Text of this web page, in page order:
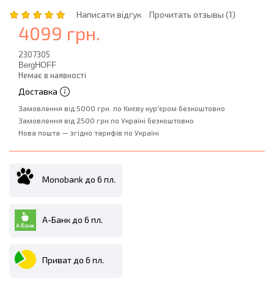
Написати відгук Прочитать отзывы (1)
4099 грн.
2307305
BergHOFF
Немає в наявності
Доставка
Замовлення від 5000 грн. по Києву кур'єром безкоштовно
Замовлення від 2500 грн.по Україні безкоштовно
Нова пошта — згідно тарифів по Україні
Monobank до 6 пл.
А-Банк до 6 пл.
Приват до 6 пл.